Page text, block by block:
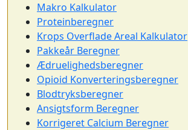
Makro Kalkulator
Proteinberegner
Krops Overflade Areal Kalkulator
Pakkeår Beregner
Ædruelighedsberegner
Opioid Konverteringsberegner
Blodtryksberegner
Ansigtsform Beregner
Korrigeret Calcium Beregner